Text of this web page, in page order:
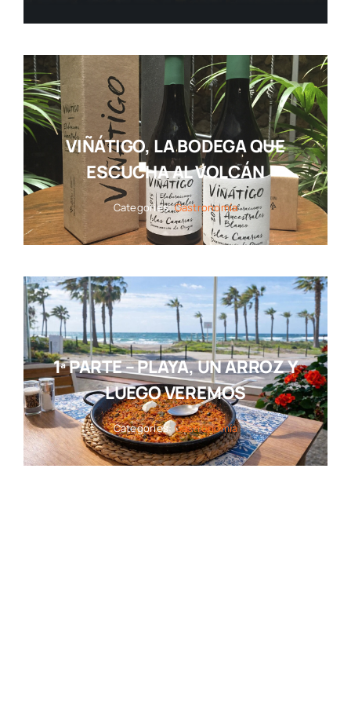
VIÑÁTIGO, LA BODEGA QUE
ESCUCHA AL VOLCÁN
Categories:Gastronomía
1ª PARTE – PLAYA, UN ARROZ Y
LUEGO VEREMOS
Categories:Gastronomía